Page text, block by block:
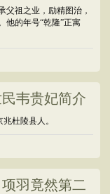
父祖之业，励精图治，
他的年号“乾隆”正寓
韦贵妃简介
杜陵县人。
羽竟然第二